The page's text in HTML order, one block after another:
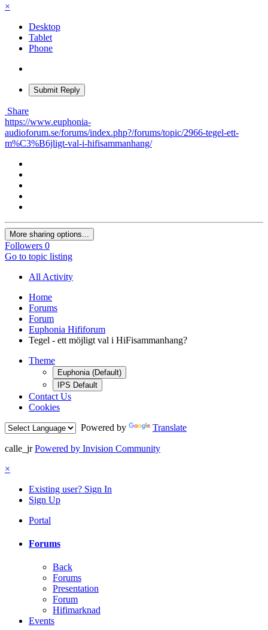
×
Desktop
Tablet
Phone
Submit Reply
Share
https://www.euphonia-
audioforum.se/forums/index.php?/forums/topic/2966-tegel-ett-
m%C3%B6jligt-val-i-hifisammanhang/
More sharing options...
Followers 0
Go to topic listing
All Activity
Home
Forums
Forum
Euphonia Hififorum
Tegel - ett möjligt val i HiFisammanhang?
Theme
Euphonia (Default)
IPS Default
Contact Us
Cookies
Powered by
Translate
calle_jr Powered by Invision Community
×
Existing user? Sign In
Sign Up
Portal
Forums
Back
Forums
Presentation
Forum
Hifimarknad
Events